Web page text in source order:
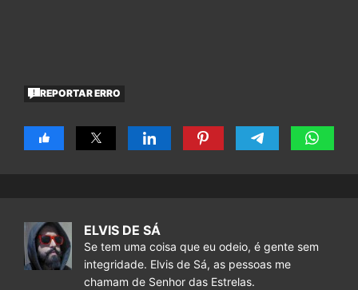
REPORTAR ERRO
ELVIS DE SÁ
Se tem uma coisa que eu odeio, é gente sem
integridade. Elvis de Sá, as pessoas me
chamam de Senhor das Estrelas.